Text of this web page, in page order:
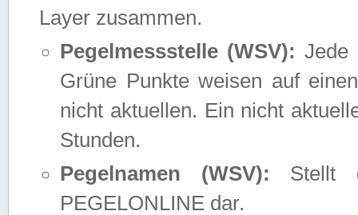
Layer zusammen.
Pegelmessstelle (WSV): Jede
Grüne Punkte weisen auf
nicht aktuellen. Ein nicht
Stunden.
Pegelnamen (WSV): Stellt
PEGELONLINE dar.